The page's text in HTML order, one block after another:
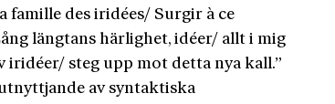
famille des iridées/ Surgir à ce
längtans härlighet, idéer/ allt i mig
iridéer/ steg upp mot detta nya kall.”
av syntaktiska